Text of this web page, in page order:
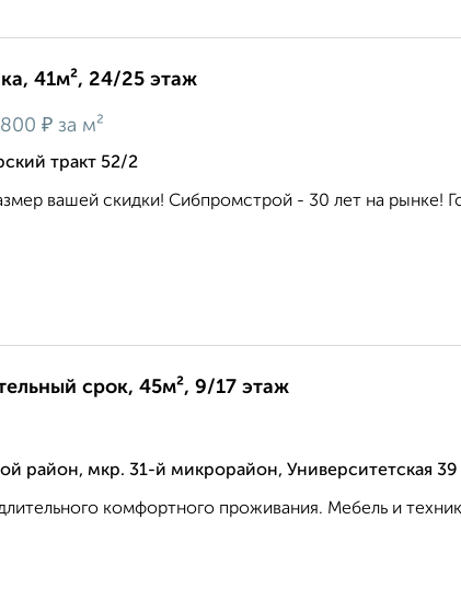
41м², 24/25 этаж
₽ за м²
тракт 52/2
вашей скидки! Сибпромстрой - 30 лет на рынке!
срок, 45м², 9/17 этаж
район, мкр. 31-й микрорайон, Университетская 39
комфортного проживания. Мебель и